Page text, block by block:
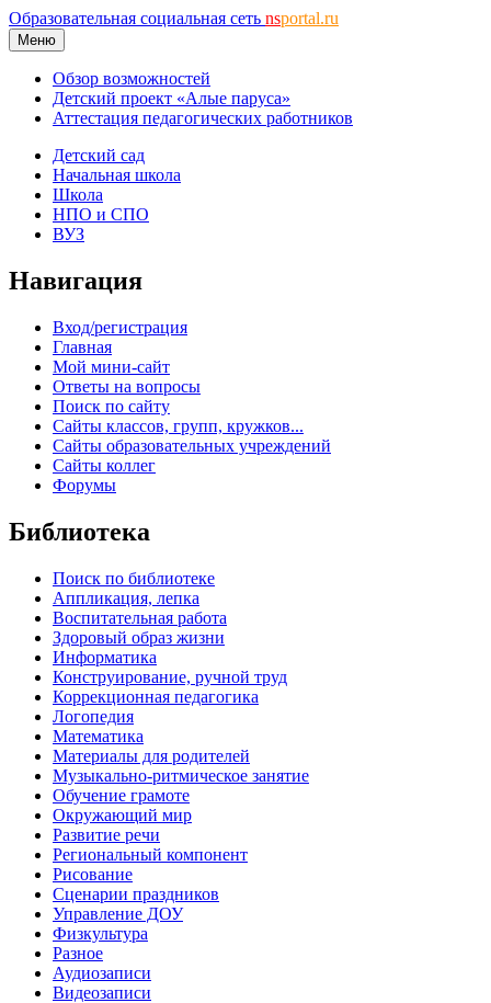
Образовательная социальная сеть nsportal.ru
Меню
Обзор возможностей
Детский проект «Алые паруса»
Аттестация педагогических работников
Детский сад
Начальная школа
Школа
НПО и СПО
ВУЗ
Навигация
Вход/регистрация
Главная
Мой мини-сайт
Ответы на вопросы
Поиск по сайту
Сайты классов, групп, кружков...
Сайты образовательных учреждений
Сайты коллег
Форумы
Библиотека
Поиск по библиотеке
Аппликация, лепка
Воспитательная работа
Здоровый образ жизни
Информатика
Конструирование, ручной труд
Коррекционная педагогика
Логопедия
Математика
Материалы для родителей
Музыкально-ритмическое занятие
Обучение грамоте
Окружающий мир
Развитие речи
Региональный компонент
Рисование
Сценарии праздников
Управление ДОУ
Физкультура
Разное
Аудиозаписи
Видеозаписи